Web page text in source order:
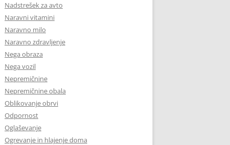
Nadstrešek za avto
Naravni vitamini
Naravno milo
Naravno zdravljenje
Nega obraza
Nega vozil
Nepremičnine
Nepremičnine obala
Oblikovanje obrvi
Odpornost
Oglaševanje
Ogrevanje in hlajenje doma